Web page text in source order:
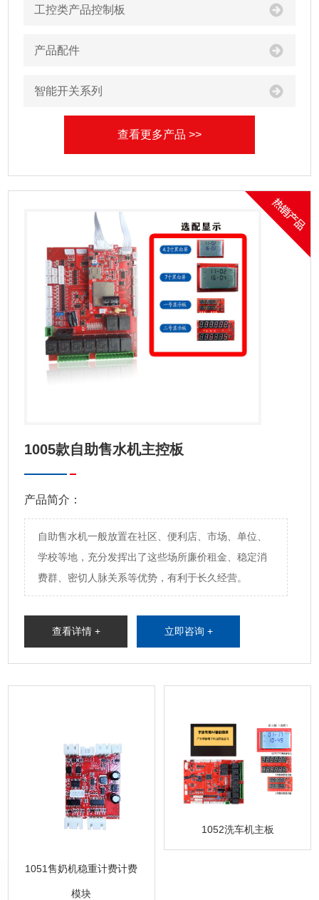
产品中心
工控类产品控制板
产品配件
智能开关系列
查看更多产品 >>
1005款自助售水机主控板
产品简介：
自助售水机一般放置在社区、便利店、市场、单位、
学校等地，充分发挥出了这些场所廉价租金、稳定消
费群、密切人脉关系等优势，有利于长久经营。
查看详情 + 立即咨询 +
1051售奶机稳重计费计费
模块
1052洗车机主板